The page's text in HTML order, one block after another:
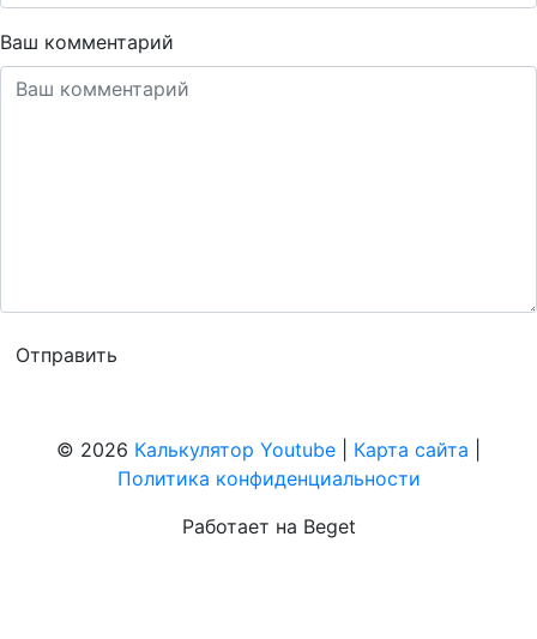
Ваш комментарий
© 2026 Калькулятор Youtube Карта сайта
Политика конфиденциальности
Работает на Beget